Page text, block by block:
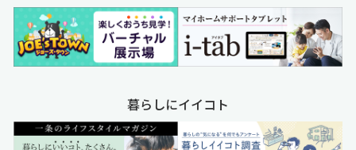
暮らしにイイコト